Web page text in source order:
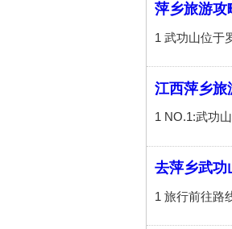
萍乡旅游攻
江西萍乡旅
去萍乡武功